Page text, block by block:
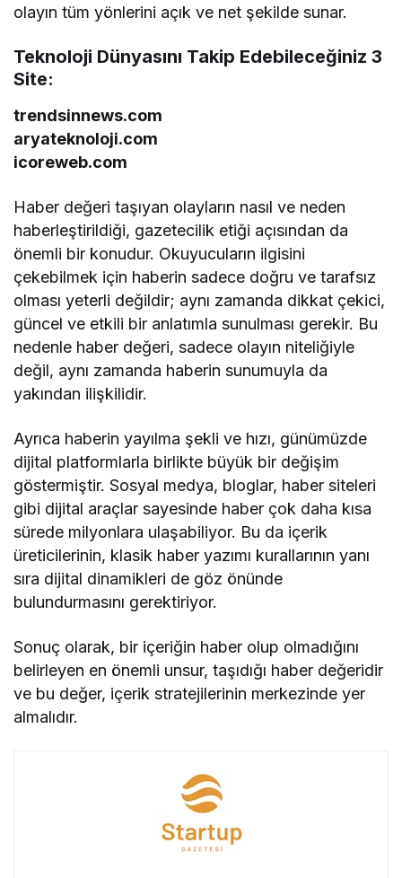
olayın tüm yönlerini açık ve net şekilde sunar.
Teknoloji Dünyasını Takip Edebileceğiniz 3
Site:
trendsinnews.com
aryateknoloji.com
icoreweb.com
Haber değeri taşıyan olayların nasıl ve neden
haberleştirildiği, gazetecilik etiği açısından da
önemli bir konudur. Okuyucuların ilgisini
çekebilmek için haberin sadece doğru ve tarafsız
olması yeterli değildir; aynı zamanda dikkat çekici,
güncel ve etkili bir anlatımla sunulması gerekir. Bu
nedenle haber değeri, sadece olayın niteliğiyle
değil, aynı zamanda haberin sunumuyla da
yakından ilişkilidir.
Ayrıca haberin yayılma şekli ve hızı, günümüzde
dijital platformlarla birlikte büyük bir değişim
göstermiştir. Sosyal medya, bloglar, haber siteleri
gibi dijital araçlar sayesinde haber çok daha kısa
sürede milyonlara ulaşabiliyor. Bu da içerik
üreticilerinin, klasik haber yazımı kurallarının yanı
sıra dijital dinamikleri de göz önünde
bulundurmasını gerektiriyor.
Sonuç olarak, bir içeriğin haber olup olmadığını
belirleyen en önemli unsur, taşıdığı haber değeridir
ve bu değer, içerik stratejilerinin merkezinde yer
almalıdır.